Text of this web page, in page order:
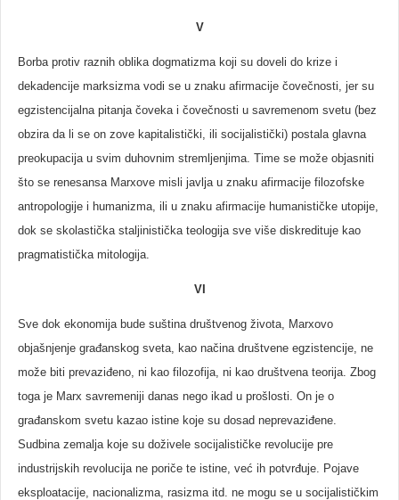
V
Borba protiv raznih oblika dogmatizma koji su doveli do krize i
dekadencije marksizma vodi se u znaku afirmacije čovečnosti, jer su
egzistencijalna pitanja čoveka i čovečnosti u savremenom svetu (bez
obzira da li se on zove kapitalistički, ili socijalistički) postala glavna
preokupacija u svim duhovnim stremljenjima. Time se može objasniti
što se renesansa Marxove misli javlja u znaku afirmacije filozofske
antropologije i humanizma, ili u znaku afirmacije humanističke utopije,
dok se skolastička staljinistička teologija sve više diskredituje kao
pragmatistička mitologija.
VI
Sve dok ekonomija bude suština društvenog života, Marxovo
objašnjenje građanskog sveta, kao načina društvene egzistencije, ne
može biti prevaziđeno, ni kao filozofija, ni kao društvena teorija. Zbog
toga je Marx savremeniji danas nego ikad u prošlosti. On je o
građanskom svetu kazao istine koje su dosad neprevaziđene.
Sudbina zemalja koje su doživele socijalističke revolucije pre
industrijskih revolucija ne poriče te istine, već ih potvrđuje. Pojave
eksploatacije, nacionalizma, rasizma itd. ne mogu se u socijalističkim